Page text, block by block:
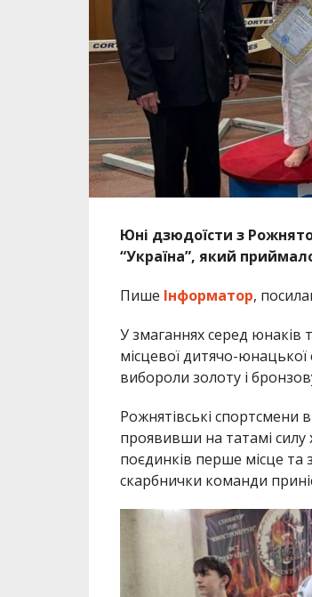
Юні дзюдоїсти з
“Україна”, який
Пише Інформатор,
У змаганнях серед юнаків
місцевої дитячо-
вибороли золоту і
Рожнятівські спортсмени
проявивши на татамі силу
поєдинків перше місце та
скарбнички команди